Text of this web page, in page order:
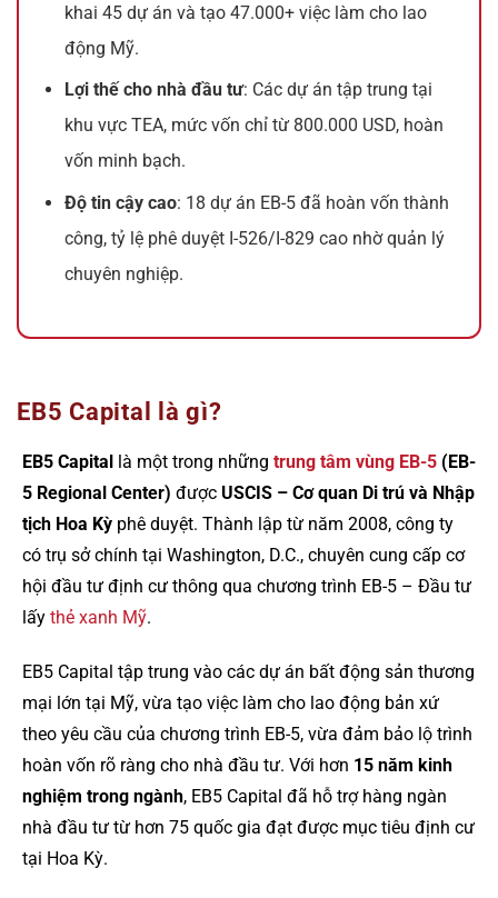
khai 45 dự án và tạo 47.000+ việc làm cho lao
động Mỹ.
Lợi thế cho nhà đầu tư: Các dự án tập trung tại
khu vực TEA, mức vốn chỉ từ 800.000 USD, hoàn
vốn minh bạch.
Độ tin cậy cao: 18 dự án EB-5 đã hoàn vốn thành
công, tỷ lệ phê duyệt I-526/I-829 cao nhờ quản lý
chuyên nghiệp.
EB5 Capital là gì?
EB5 Capital là một trong những trung tâm vùng EB-5 (EB-
5 Regional Center) được USCIS – Cơ quan Di trú và Nhập
tịch Hoa Kỳ phê duyệt. Thành lập từ năm 2008, công ty
có trụ sở chính tại Washington, D.C., chuyên cung cấp cơ
hội đầu tư định cư thông qua chương trình EB-5 – Đầu tư
lấy thẻ xanh Mỹ.
EB5 Capital tập trung vào các dự án bất động sản thương
mại lớn tại Mỹ, vừa tạo việc làm cho lao động bản xứ
theo yêu cầu của chương trình EB-5, vừa đảm bảo lộ trình
hoàn vốn rõ ràng cho nhà đầu tư. Với hơn 15 năm kinh
nghiệm trong ngành, EB5 Capital đã hỗ trợ hàng ngàn
nhà đầu tư từ hơn 75 quốc gia đạt được mục tiêu định cư
tại Hoa Kỳ.